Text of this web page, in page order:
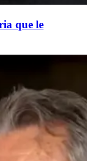
que le